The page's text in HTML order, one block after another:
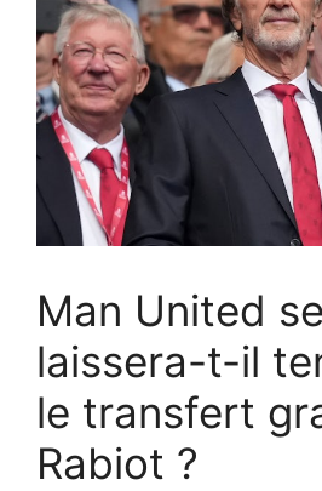
Man United se
laissera-t-il
le transfert
Rabiot ?